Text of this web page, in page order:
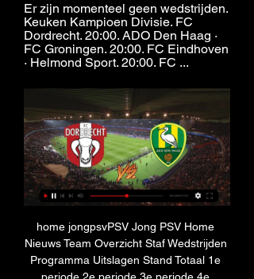
Er zijn momenteel geen wedstrijden.
Keuken Kampioen Divisie. FC
Dordrecht. 20:00. ADO Den Haag ·
FC Groningen. 20:00. FC Eindhoven
· Helmond Sport. 20:00. FC ...
home jongpsvPSV Jong PSV Home
Nieuws Team Overzicht Staf Wedstrijden
Programma Uitslagen Stand Totaal 1e